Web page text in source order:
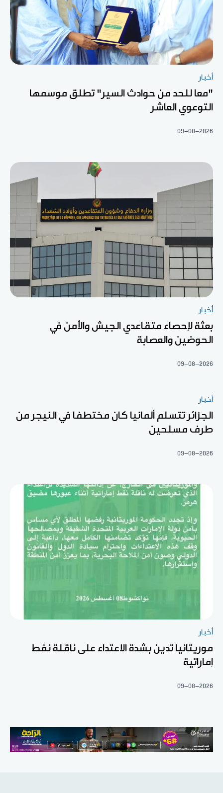
أخبار
"معا للحد من حوادث السير" تطلق موسمها
التوعوي العاشر
09-08-2026
أخبار
بعثة لإحصاء متقاعدي الجيش والأمن في
الحوضين والعصابة
09-08-2026
أخبار
الجزائر تتسلم ألمانيا كان مختطفا في النيجر من
طرف مسلحين
09-08-2026
أخبار
موريتانيا تدين بشدة الاعتداء على ناقلة نفط
إماراتية
09-08-2026